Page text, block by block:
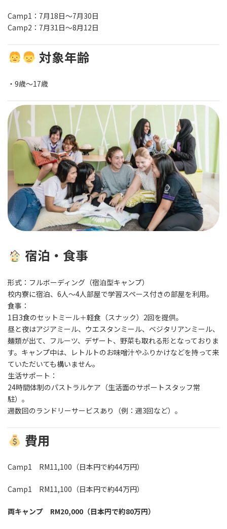
Camp1：7月18日～7月30日
Camp2：7月31日～8月12日
対象年齢
・9歳～17歳
宿泊・食事
形式：フルボーディング（宿泊型キャンプ）
校内寮に宿泊、 6人〜4人部屋で学習スペース付きの部屋を利用。
食事：
1日3食のセットミール＋軽食（スナック）2回を提供。
昼と夜はアジアミール、ウエスタンミール、ベジタリアンミール、
麺類が出て、フルーツ、デザート、野菜も取れる形となっておりま
す。キャンプ中は、レトルトのお味噌汁やふりかけなどを持って来
ていただいても構いません。
生活サポート：
24時間体制のパストラルケア（生活面のサポートスタッフ常
駐）。
週数回のランドリーサービスあり（例：週3回など）。
費用
Camp1 RM11,100（日本円で約44万円）
Camp1 RM11,100（日本円で約44万円）
両キャンプ RM20,000（日本円で約80万円）